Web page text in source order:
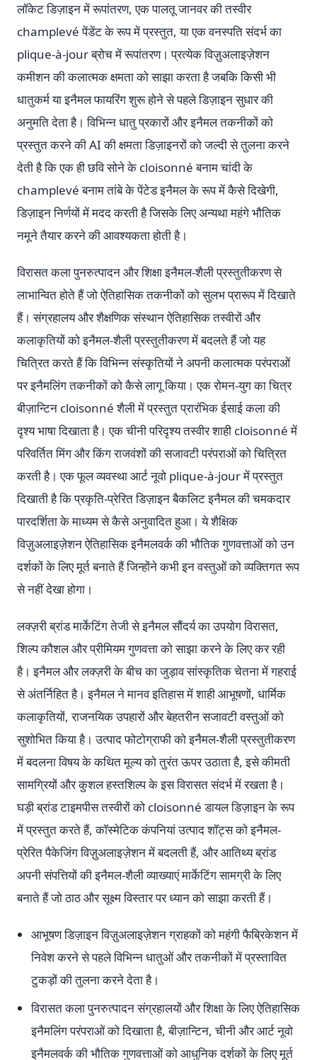
लॉकेट डिज़ाइन में रूपांतरण, एक पालतू जानवर की तस्वीर
champlevé पेंडेंट के रूप में प्रस्तुत, या एक वनस्पति संदर्भ का
plique-à-jour ब्रोच में रूपांतरण। प्रत्येक विज़ुअलाइज़ेशन
कमीशन की कलात्मक क्षमता को साझा करता है जबकि किसी भी
धातुकर्म या इनैमल फायरिंग शुरू होने से पहले डिज़ाइन सुधार की
अनुमति देता है। विभिन्न धातु प्रकारों और इनैमल तकनीकों को
प्रस्तुत करने की AI की क्षमता डिज़ाइनरों को जल्दी से तुलना करने
देती है कि एक ही छवि सोने के cloisonné बनाम चांदी के
champlevé बनाम तांबे के पेंटेड इनैमल के रूप में कैसे दिखेगी,
डिज़ाइन निर्णयों में मदद करती है जिसके लिए अन्यथा महंगे भौतिक
नमूने तैयार करने की आवश्यकता होती है।
विरासत कला पुनरुत्पादन और शिक्षा इनैमल-शैली प्रस्तुतीकरण से
लाभान्वित होते हैं जो ऐतिहासिक तकनीकों को सुलभ प्रारूप में दिखाते
हैं। संग्रहालय और शैक्षणिक संस्थान ऐतिहासिक तस्वीरों और
कलाकृतियों को इनैमल-शैली प्रस्तुतीकरण में बदलते हैं जो यह
चित्रित करते हैं कि विभिन्न संस्कृतियों ने अपनी कलात्मक परंपराओं
पर इनैमलिंग तकनीकों को कैसे लागू किया। एक रोमन-युग का चित्र
बीज़ान्टिन cloisonné शैली में प्रस्तुत प्रारंभिक ईसाई कला की
दृश्य भाषा दिखाता है। एक चीनी परिदृश्य तस्वीर शाही cloisonné में
परिवर्तित मिंग और किंग राजवंशों की सजावटी परंपराओं को चित्रित
करती है। एक फूल व्यवस्था आर्ट नूवो plique-à-jour में प्रस्तुत
दिखाती है कि प्रकृति-प्रेरित डिज़ाइन बैकलिट इनैमल की चमकदार
पारदर्शिता के माध्यम से कैसे अनुवादित हुआ। ये शैक्षिक
विज़ुअलाइज़ेशन ऐतिहासिक इनैमलवर्क की भौतिक गुणवत्ताओं को उन
दर्शकों के लिए मूर्त बनाते हैं जिन्होंने कभी इन वस्तुओं को व्यक्तिगत रूप
से नहीं देखा होगा।
लक्ज़री ब्रांड मार्केटिंग तेजी से इनैमल सौंदर्य का उपयोग विरासत,
शिल्प कौशल और प्रीमियम गुणवत्ता को साझा करने के लिए कर रही
है। इनैमल और लक्ज़री के बीच का जुड़ाव सांस्कृतिक चेतना में गहराई
से अंतर्निहित है। इनैमल ने मानव इतिहास में शाही आभूषणों, धार्मिक
कलाकृतियों, राजनयिक उपहारों और बेहतरीन सजावटी वस्तुओं को
सुशोभित किया है। उत्पाद फोटोग्राफी को इनैमल-शैली प्रस्तुतीकरण
में बदलना विषय के कथित मूल्य को तुरंत ऊपर उठाता है, इसे कीमती
सामग्रियों और कुशल हस्तशिल्प के इस विरासत संदर्भ में रखता है।
घड़ी ब्रांड टाइमपीस तस्वीरों को cloisonné डायल डिज़ाइन के रूप
में प्रस्तुत करते हैं, कॉस्मेटिक कंपनियां उत्पाद शॉट्स को इनैमल-
प्रेरित पैकेजिंग विज़ुअलाइज़ेशन में बदलती हैं, और आतिथ्य ब्रांड
अपनी संपत्तियों की इनैमल-शैली व्याख्याएं मार्केटिंग सामग्री के लिए
बनाते हैं जो ठाठ और सूक्ष्म विस्तार पर ध्यान को साझा करती हैं।
आभूषण डिज़ाइन विज़ुअलाइज़ेशन ग्राहकों को महंगी फैब्रिकेशन में
निवेश करने से पहले विभिन्न धातुओं और तकनीकों में प्रस्तावित
टुकड़ों की तुलना करने देता है।
विरासत कला पुनरुत्पादन संग्रहालयों और शिक्षा के लिए ऐतिहासिक
इनैमलिंग परंपराओं को दिखाता है, बीज़ान्टिन, चीनी और आर्ट नूवो
इनैमलवर्क की भौतिक गुणवत्ताओं को आधुनिक दर्शकों के लिए मूर्त